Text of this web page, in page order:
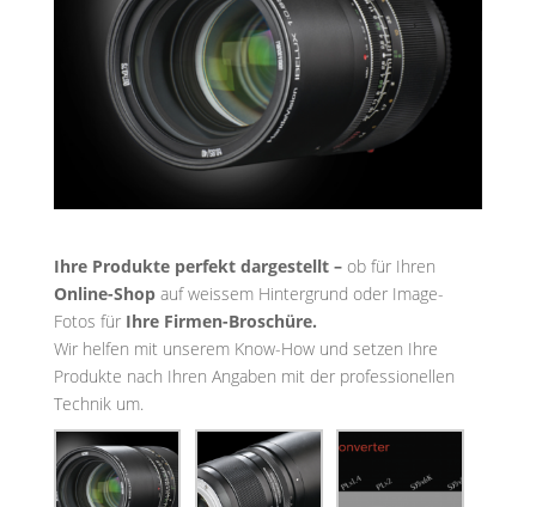
Ihre Produkte perfekt dargestellt –ob für Ihren
Online-Shopauf weissem Hintergrund oder Image-
Fotos für Ihre Firmen-Broschüre.
Wir helfen mit unserem Know-How und setzen Ihre
Produkte nach Ihren Angaben mit der professionellen
Technik um.